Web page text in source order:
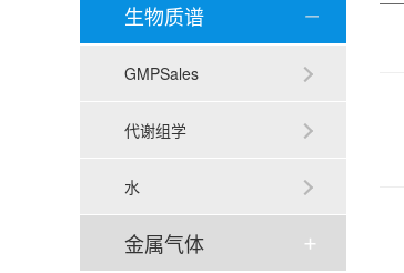
生物质谱
GMPSales
代谢组学
水
金属气体